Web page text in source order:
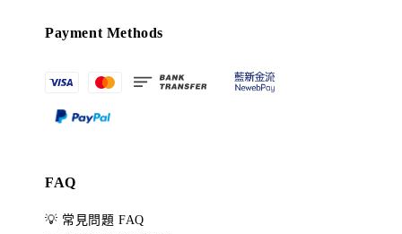
Payment Methods
FAQ
💡 常見問題 FAQ